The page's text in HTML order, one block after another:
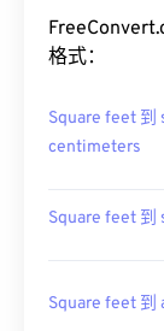
格式：
Square feet 到
centimeters
Square feet 到
Square feet 到